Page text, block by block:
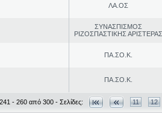
ΛΑ.ΟΣ
ΣΥΝΑΣΠΙΣΜΟΣ
ΡΙΖΟΣΠΑΣΤΙΚΗΣ ΑΡΙΣΤΕΡΑΣ
ΠΑ.ΣΟ.Κ.
ΠΑ.ΣΟ.Κ.
- 260 από 300 - Σελίδες: 11 12